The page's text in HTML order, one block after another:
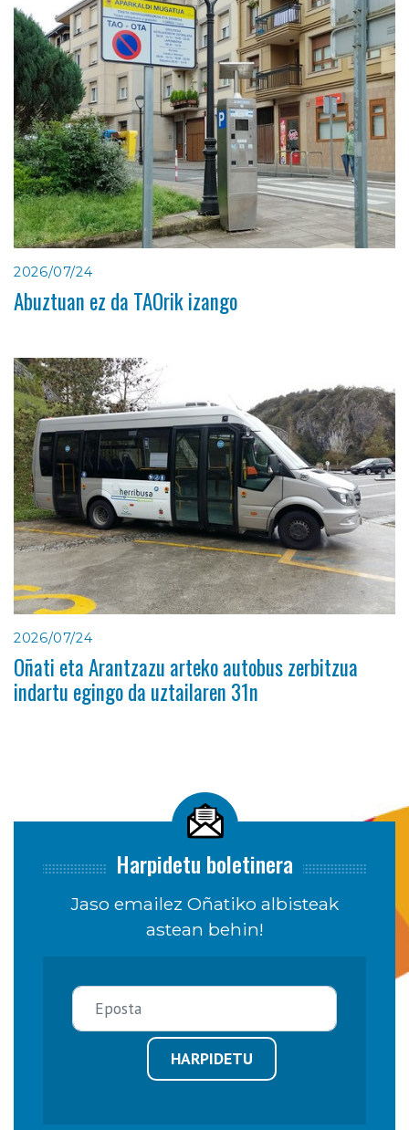
2026/07/24
Abuztuan ez da TAOrik izango
2026/07/24
Oñati eta Arantzazu arteko autobus zerbitzua
indartu egingo da uztailaren 31n
Harpidetu boletinera
Jaso emailez Oñatiko albisteak
astean behin!
HARPIDETU